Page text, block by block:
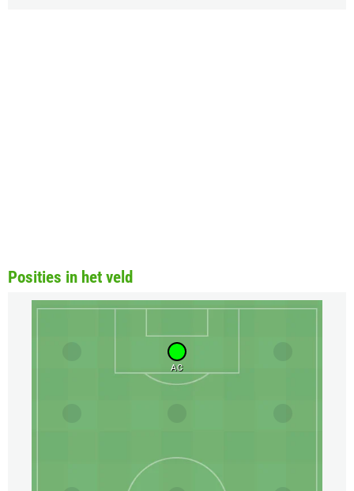
Posities in het veld
AC